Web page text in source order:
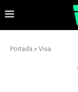
Portada » Visa